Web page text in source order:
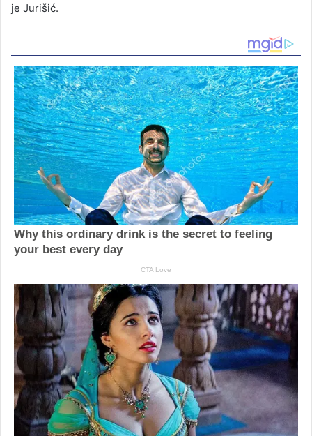
je Jurišić.